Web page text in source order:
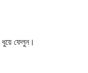
ধুয়ে ফেলুন।